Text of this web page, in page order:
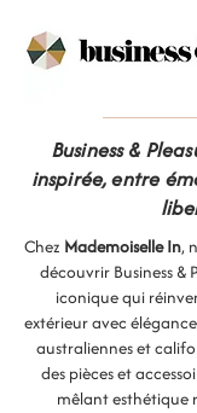
Business &
inspirée, entre
Chez Mademoiselle In,
découvrir Business &
iconique qui
extérieur avec
australiennes et
des pièces et
mêlant esthétique